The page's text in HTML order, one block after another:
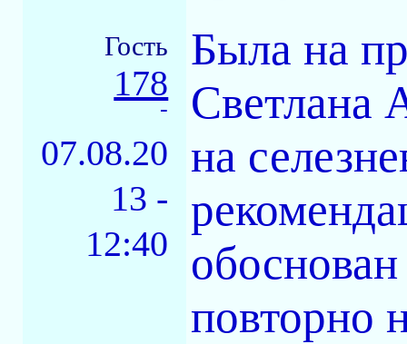
Гость
178
-
07.08.20
13 -
12:40
Была на
Светлана
на
повторно